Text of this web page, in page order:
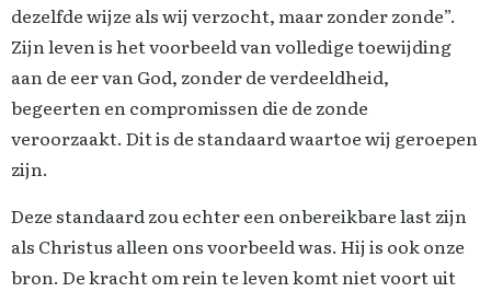
dezelfde wijze als wij verzocht, maar zonder zonde”.
Zijn leven is het voorbeeld van volledige toewijding
aan de eer van God, zonder de verdeeldheid,
begeerten en compromissen die de zonde
veroorzaakt. Dit is de standaard waartoe wij geroepen
zijn.
Deze standaard zou echter een onbereikbare last zijn
als Christus alleen ons voorbeeld was. Hij is ook onze
bron. De kracht om rein te leven komt niet voort uit